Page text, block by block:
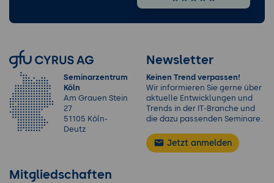
Seminarzentrum
Köln
Am Grauen Stein
27
51105 Köln-
Deutz
Newsletter
Keinen Trend verpassen!
Wir informieren Sie gerne über
aktuelle Entwicklungen und
Trends in der IT-Branche und
die dazu passenden Seminare.
Jetzt anmelden
Mitgliedschaften